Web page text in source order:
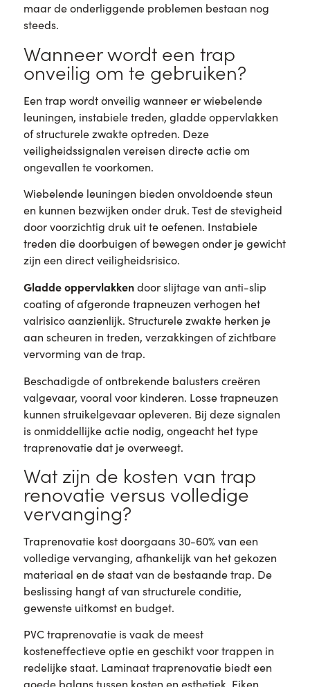
maar de onderliggende problemen bestaan nog
steeds.
Wanneer wordt een trap
onveilig om te gebruiken?
Een trap wordt onveilig wanneer er wiebelende
leuningen, instabiele treden, gladde oppervlakken
of structurele zwakte optreden. Deze
veiligheidssignalen vereisen directe actie om
ongevallen te voorkomen.
Wiebelende leuningen bieden onvoldoende steun
en kunnen bezwijken onder druk. Test de stevigheid
door voorzichtig druk uit te oefenen. Instabiele
treden die doorbuigen of bewegen onder je gewicht
zijn een direct veiligheidsrisico.
Gladde oppervlakkendoor slijtage van anti-slip
coating of afgeronde trapneuzen verhogen het
valrisico aanzienlijk. Structurele zwakte herken je
aan scheuren in treden, verzakkingen of zichtbare
vervorming van de trap.
Beschadigde of ontbrekende balusters creëren
valgevaar, vooral voor kinderen. Losse trapneuzen
kunnen struikelgevaar opleveren. Bij deze signalen
is onmiddellijke actie nodig, ongeacht het type
traprenovatie dat je overweegt.
Wat zijn de kosten van trap
renovatie versus volledige
vervanging?
Traprenovatie kost doorgaans 30-60% van een
volledige vervanging, afhankelijk van het gekozen
materiaal en de staat van de bestaande trap. De
beslissing hangt af van structurele conditie,
gewenste uitkomst en budget.
PVC traprenovatie is vaak de meest
kosteneffectieve optie en geschikt voor trappen in
redelijke staat. Laminaat traprenovatie biedt een